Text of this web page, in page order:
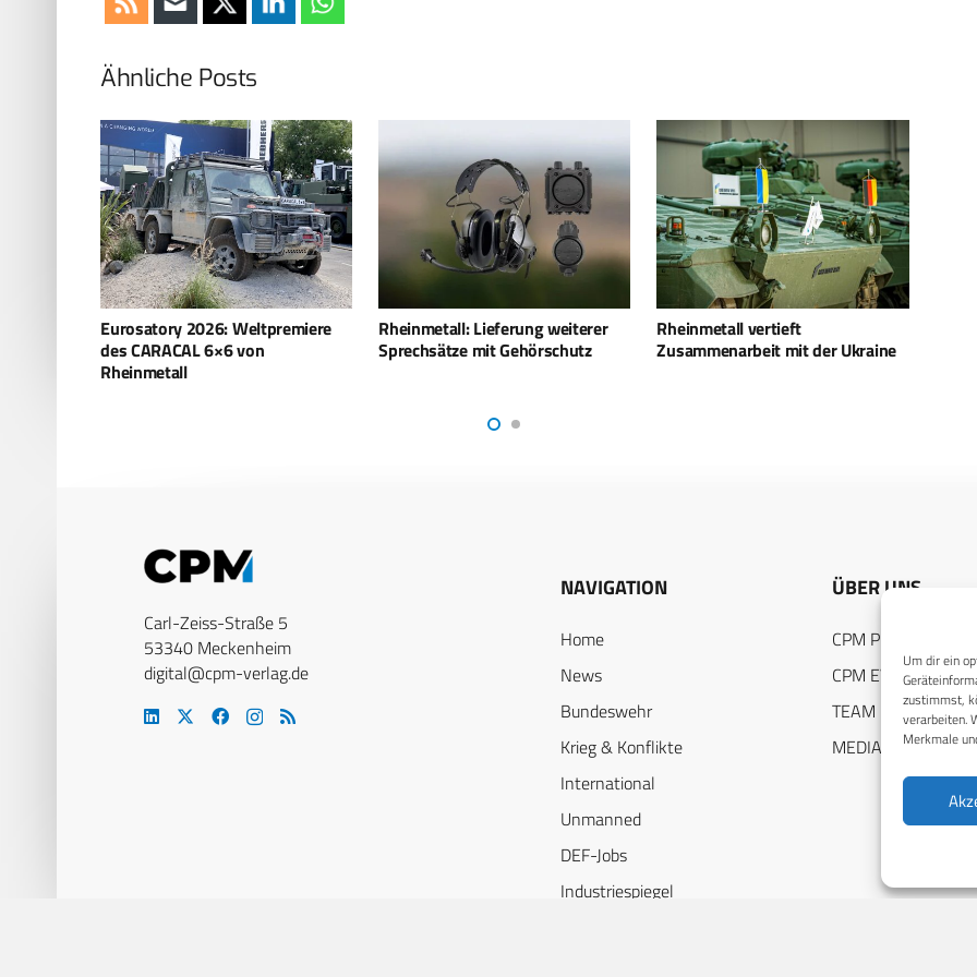
Um dir ein
zustimmst,
verarbeiten.
Merkmale
Ähnliche Posts
Rheinmetall: Lieferung weiterer
Sprechsätze mit Gehörschutz
Rheinmetall vertieft
Zusammenarbeit mit der Ukraine
Spectrum Warfare im Krieg Israels
gegen den Iran
Carl-Zeiss-Straße 5
53340 Meckenheim
digital@cpm-verlag.de
NAVIGATION
Home
News
Bundeswehr
Krieg & Konflikte
International
Unmanned
DEF-Jobs
Industriespiegel
ÜBER UNS
CPM PUBLICATIONS
CPM EVENTS
TEAM
MEDIADATEN